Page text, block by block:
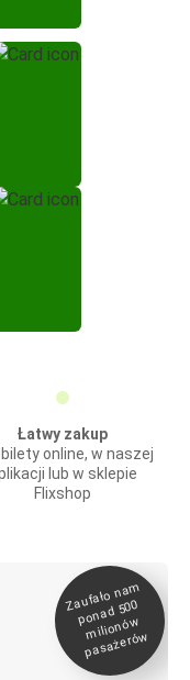
Łatwy zakup
bilety online, w naszej
lub w sklepie
Flixshop
Zaufało na
m
ponad 500
milionó
w
pasażeró
w